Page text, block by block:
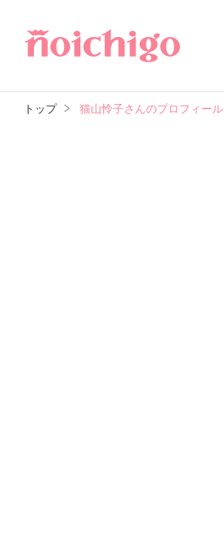
トップ 猫山怜子さんのプロフィール